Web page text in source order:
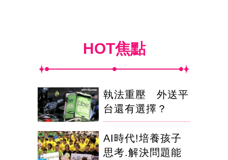
HOT焦點
執法重壓 外送平
台還有選擇？
AI時代!培養孩子
思考.解決問題能